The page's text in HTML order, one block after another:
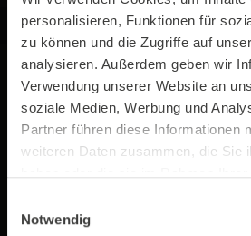
personalisieren, Funktionen für
zu können und die Zugriffe auf
analysieren. Außerdem geben wir
Verwendung unserer Website an
soziale Medien, Werbung und
Partner führen diese Informationen
weiteren Daten zusammen, die Sie
Notwendig